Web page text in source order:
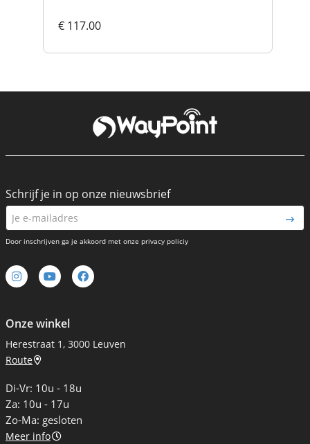
€ 117.00
Onze winkel
Herestraat 1, 3000 Leuven
Route
Di-Vr: 10u - 18u
Za: 10u - 17u
Zo-Ma: gesloten
Meer info
Schrijf je in op onze nieuwsbrief
Door inschrijven ga je akkoord met onze privacy policiy